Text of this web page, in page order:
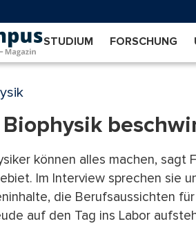
STUDIUM FORSCHUNG
können alles machen, sagt
Im Interview sprechen sie
die Berufsaussichten
auf den Tag ins Labor